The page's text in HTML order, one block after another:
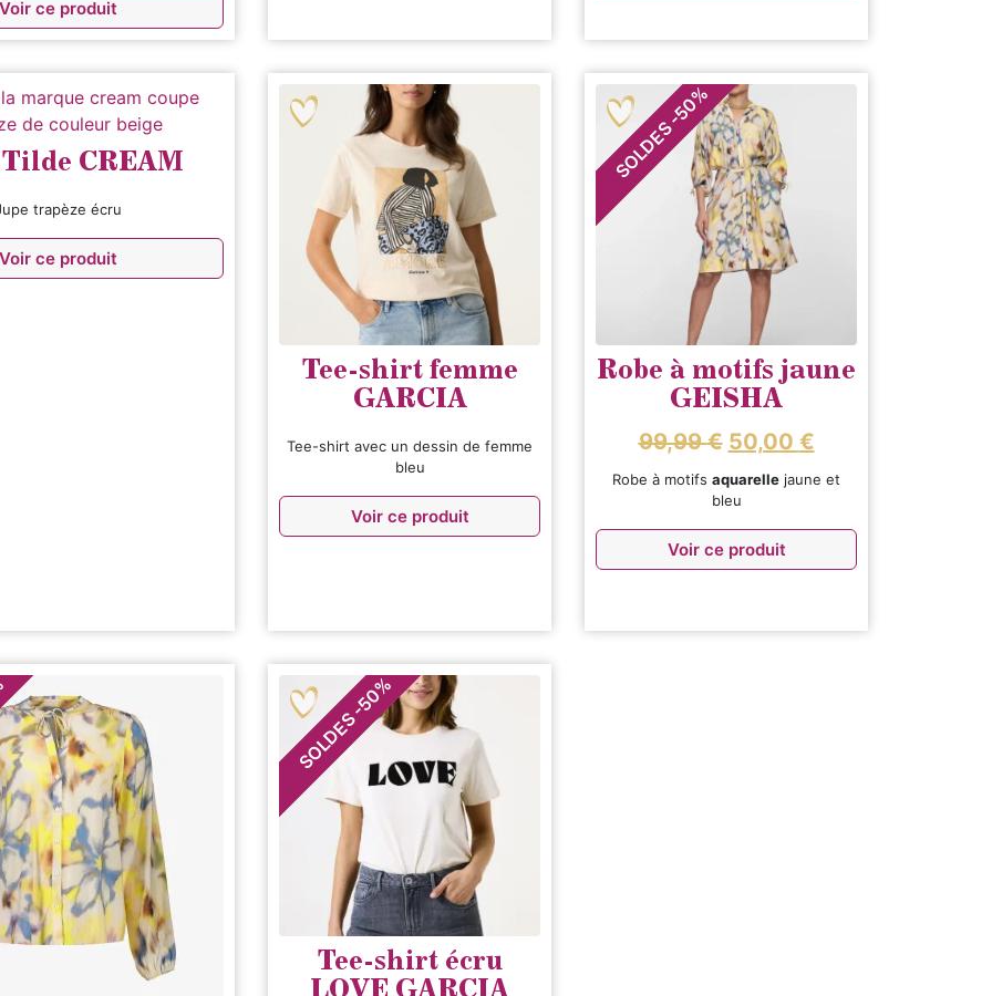
ce produit
CREAM
trapèze écru
ce produit
Tee-shirt femme
GARCIA
Tee-shirt avec un dessin de femme
bleu
Voir ce produit
SOLDES
-
50
%
Robe à motifs jaune
GEISHA
99,99€ 50,00 €
Robe à motifs aquarelle jaune et
bleu
Voir ce produit
SOLDES
-
50
%
Tee-shirt écru
LOVE GARCIA